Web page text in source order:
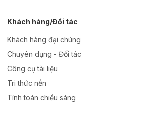
Khách hàng/Đối tác
Khách hàng đại chúng
Chuyên dụng - Đối tác
Công cụ tài liệu
Tri thức nền
Tính toán chiếu sáng